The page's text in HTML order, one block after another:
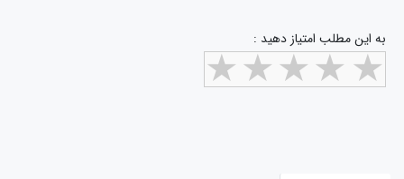
به این مطلب امتیاز دهید :